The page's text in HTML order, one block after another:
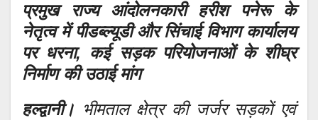
प्रमुख राज्य आंदोलनकारी हरीश पनेरू के
नेतृत्व में पीडब्ल्यूडी और सिंचाई विभाग कार्यालय
पर धरना, कई सड़क परियोजनाओं के शीघ्र
निर्माण की उठाई मांग
हल्द्वानी। भीमताल क्षेत्र की जर्जर सड़कों एवं